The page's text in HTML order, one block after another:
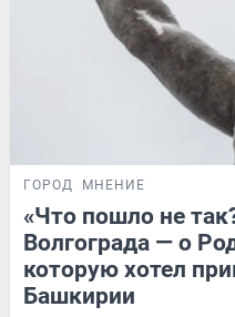
ГОРОД МНЕНИЕ
«Что пошло не
Волгограда — о
которую хотел
Башкирии